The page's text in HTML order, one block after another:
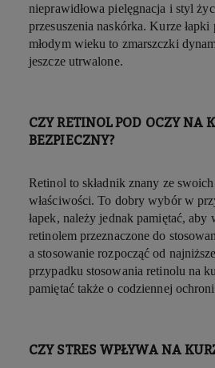
nieprawidłowa pielęgnacja i styl
przesuszenia naskórka. Kurze
młodym wieku to zmarszczki
jeszcze utrwalone.
CZY RETINOL POD OCZY NA
BEZPIECZNY?
Retinol to składnik znany ze
właściwości. To dobry wybór w
łapek, należy jednak pamiętać,
retinolem przeznaczone do
a stosowanie rozpocząć od
przypadku stosowania retinolu na
pamiętać także o codziennej
CZY STRES WPŁYWA NA